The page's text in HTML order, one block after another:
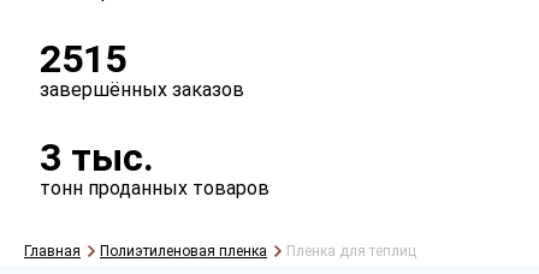
2515
завершённых заказов
3 тыс.
тонн проданных товаров
Главная Полиэтиленовая пленка Пленка для теплиц